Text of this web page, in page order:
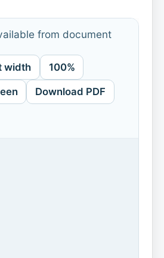
from document
width 100%
Download PDF